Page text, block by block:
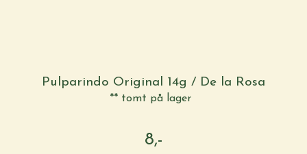
Pulparindo Original 14g / De la Rosa
** tomt på lager
8,-